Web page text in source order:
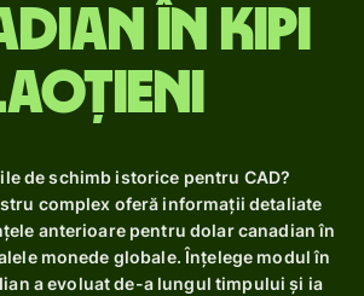
în kipi
de schimb istorice pentru CAD?
complex oferă informații detaliate
anterioare pentru dolar canadian în
monede globale. Înțelege modul în
a evoluat de-a lungul timpului și ia